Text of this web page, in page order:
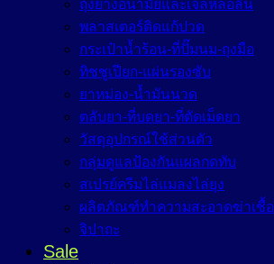
ถุงยางอนามัยและเจลหล่อลื่น
พลาสเตอร์ติดแก้ปวด
กระเป๋าน้ำร้อน-ที่ปั๊มนม-ถุงมือ
ทิชชูเปียก-แผ่นรองซับ
ยาหม่อง-น้ำมันนวด
ตลับยา-ที่บดยา-ที่ตัดเม็ดยา
วัสดุอุปกรณ์ใช้ส่วนตัว
กลุ่มดูแลป้องกันแผลกดทับ
สเปรย์ครีมไล่แมลงไล่ยุง
ผลิตภัณฑ์ทำความสะอาดฆ่าเชื้อ
จิปาถะ
Sale